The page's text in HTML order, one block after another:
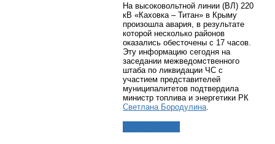
На высоковольтной линии (ВЛ) 220
кВ «Каховка – Титан» в Крыму
произошла авария, в результате
которой несколько районов
оказались обесточены с 17 часов.
Эту информацию сегодня на
заседании межведомственного
штаба по ликвидации ЧС с
участием представителей
муниципалитетов подтвердила
министр топлива и энергетики РК
Светлана Бородулина